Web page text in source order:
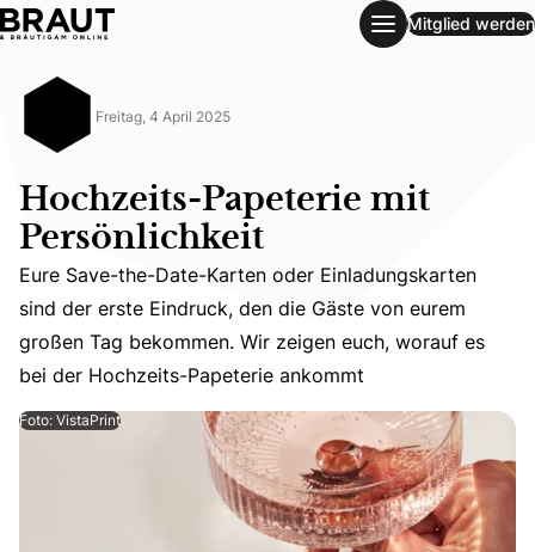
Mitglied werden
Freitag, 4 April 2025
Hochzeits-Papeterie mit
Persönlichkeit
Eure Save-the-Date-Karten oder Einladungskarten
Eure Save-the-Date-Karten oder Einladungskarten
sind der erste Eindruck, den die Gäste von eurem
großen Tag bekommen. Wir zeigen euch, worauf es
bei der Hochzeits-Papeterie ankommt
Foto: VistaPrint